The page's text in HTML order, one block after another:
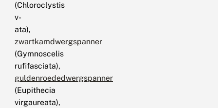
(Chloroclystis
v-
ata),
zwartkamdwergspanner
(Gymnoscelis
rufifasciata),
guldenroededwergspanner
(Eupithecia
virgaureata),